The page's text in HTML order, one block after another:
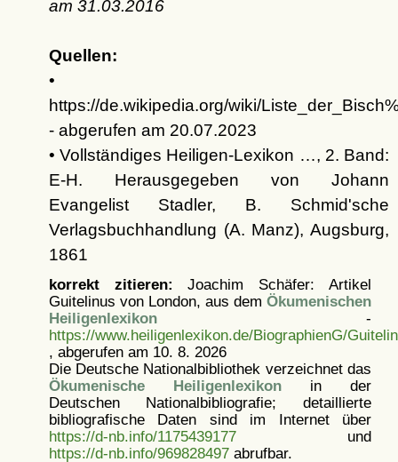
am 31.03.2016
Quellen:
•
https://de.wikipedia.org/wiki/
- abgerufen am 20.07.2023
• Vollständiges Heiligen-Lexikon …, 2. Band:
E-H. Herausgegeben von Johann
Evangelist Stadler, B. Schmid'sche
Verlagsbuchhandlung (A. Manz), Augsburg,
1861
korrekt zitieren: Joachim Schäfer: Artikel
Guitelinus von London, aus dem Ökumenischen
Heiligenlexikon-
https://www.heiligenlexikon.de/BiographienG/
, abgerufen am 10. 8. 2026
Die Deutsche Nationalbibliothek verzeichnet das
Ökumenische Heiligenlexikonin der
Deutschen Nationalbibliografie; detaillierte
bibliografische Daten sind im Internet über
https://d-nb.info/1175439177und
https://d-nb.info/969828497abrufbar.